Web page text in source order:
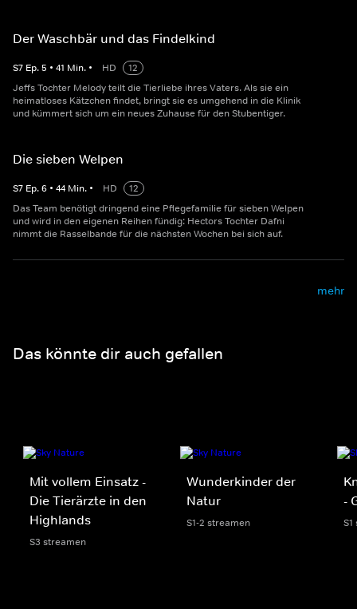
Der Waschbär und das Findelkind
S7 Ep.5 • 41 Min. • HD
12
Jeffs Tochter Melody teilt die Tierliebe ihres Vaters. Als sie ein
heimatloses Kätzchen findet, bringt sie es umgehend in die Klinik
und kümmert sich um ein neues Zuhause für den Stubentiger.
Die sieben Welpen
S7 Ep.6 • 44 Min. • HD
12
Das Team benötigt dringend eine Pflegefamilie für sieben Welpen
und wird in den eigenen Reihen fündig: Hectors Tochter Dafni
nimmt die Rasselbande für die nächsten Wochen bei sich auf.
mehr
Das könnte dir auch gefallen
Mit vollem Einsatz -
Die Tierärzte in den
Highlands
S3 streamen
Wunderkinder der
Natur
S1-2 streamen
-